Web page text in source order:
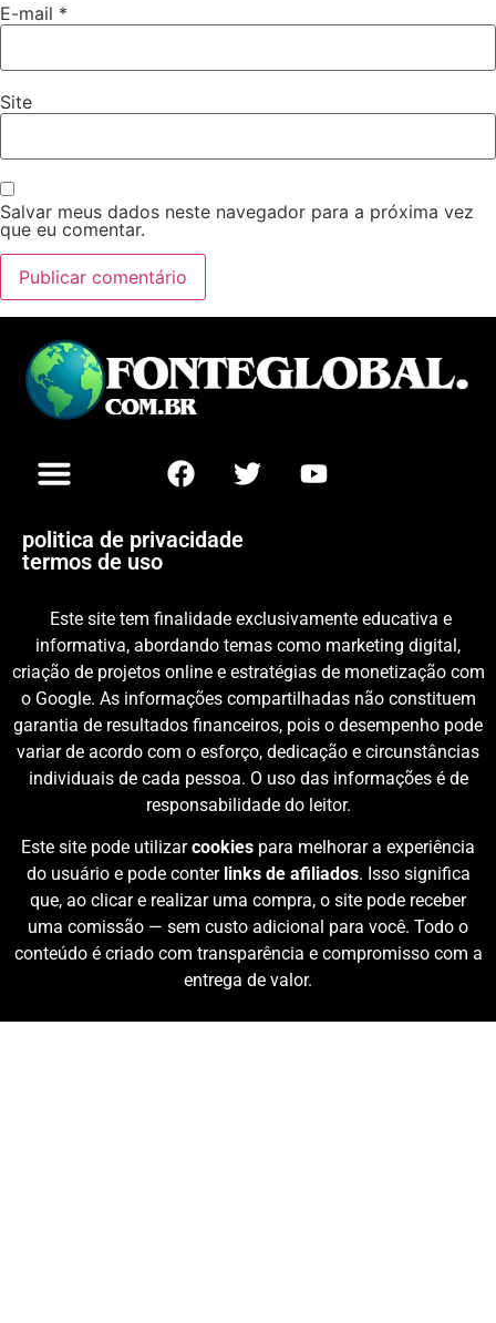
E-mail *
Site
Salvar meus dados neste navegador para a próxima vez
que eu comentar.
politica de privacidade
termos de uso
Este site tem finalidade exclusivamente educativa e
informativa, abordando temas como marketing digital,
criação de projetos online e estratégias de monetização com
o Google. As informações compartilhadas não constituem
garantia de resultados financeiros, pois o desempenho pode
variar de acordo com o esforço, dedicação e circunstâncias
individuais de cada pessoa. O uso das informações é de
responsabilidade do leitor.
Este site pode utilizarcookies para melhorar a experiência
do usuário e pode conter links de afiliados. Isso significa
que, ao clicar e realizar uma compra, o site pode receber
uma comissão — sem custo adicional para você. Todo o
conteúdo é criado com transparência e compromisso com a
entrega de valor.